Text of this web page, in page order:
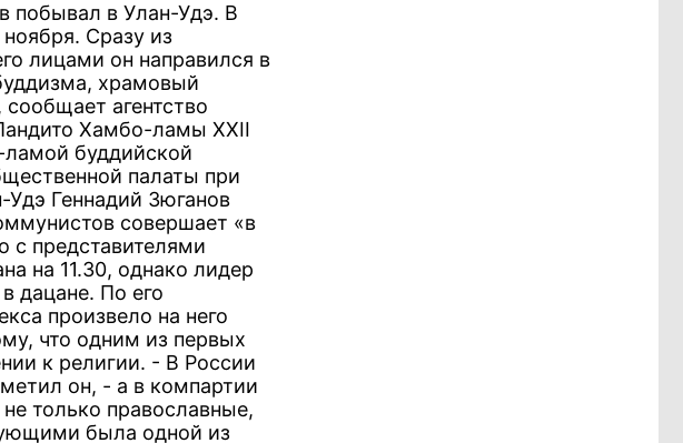
побывал в Улан-Удэ. В
Сразу из
лицами он направился в
храмовый
агентство
Хамбо-ламы ХХII
буддийской
палаты при
Геннадий Зюганов
совершает «в
с представителями
на 11.30, однако лидер
дацане. По его
произвело на него
что одним из первых
к религии. - В России
он, - а в компартии
только православные,
была одной из